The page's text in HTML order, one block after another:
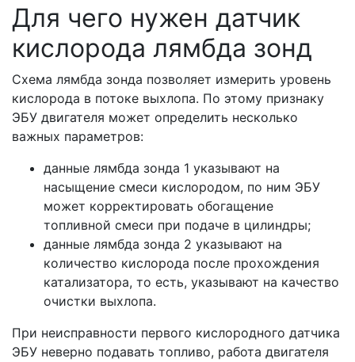
Для чего нужен датчик
кислорода лямбда зонд
Схема лямбда зонда позволяет измерить уровень
кислорода в потоке выхлопа. По этому признаку
ЭБУ двигателя может определить несколько
важных параметров:
данные лямбда зонда 1 указывают на
насыщение смеси кислородом, по ним ЭБУ
может корректировать обогащение
топливной смеси при подаче в цилиндры;
данные лямбда зонда 2 указывают на
количество кислорода после прохождения
катализатора, то есть, указывают на качество
очистки выхлопа.
При неисправности первого кислородного датчика
ЭБУ неверно подавать топливо, работа двигателя